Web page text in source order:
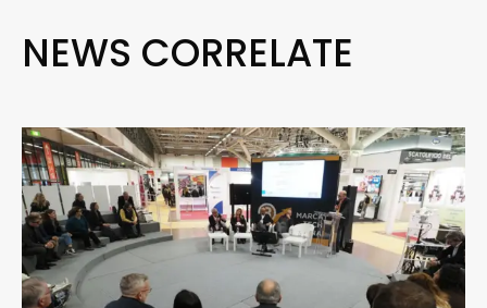
NEWS CORRELATE